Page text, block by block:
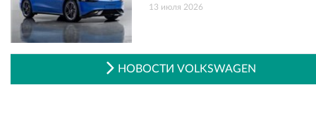
13 июля 2026
НОВОСТИ VOLKSWAGEN